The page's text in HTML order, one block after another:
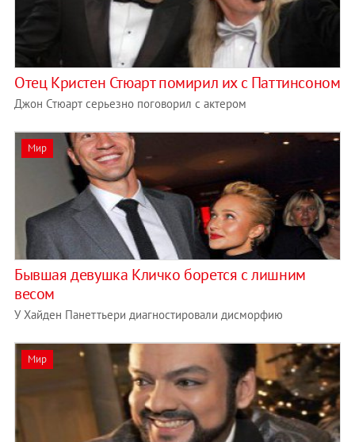
Отец Кристен Стюарт помирил их с Паттинсоном
Джон Стюарт серьезно поговорил с актером
Мир
Бывшая девушка Кличко борется с лишним
весом
У Хайден Панеттьери диагностировали дисморфию
Мир